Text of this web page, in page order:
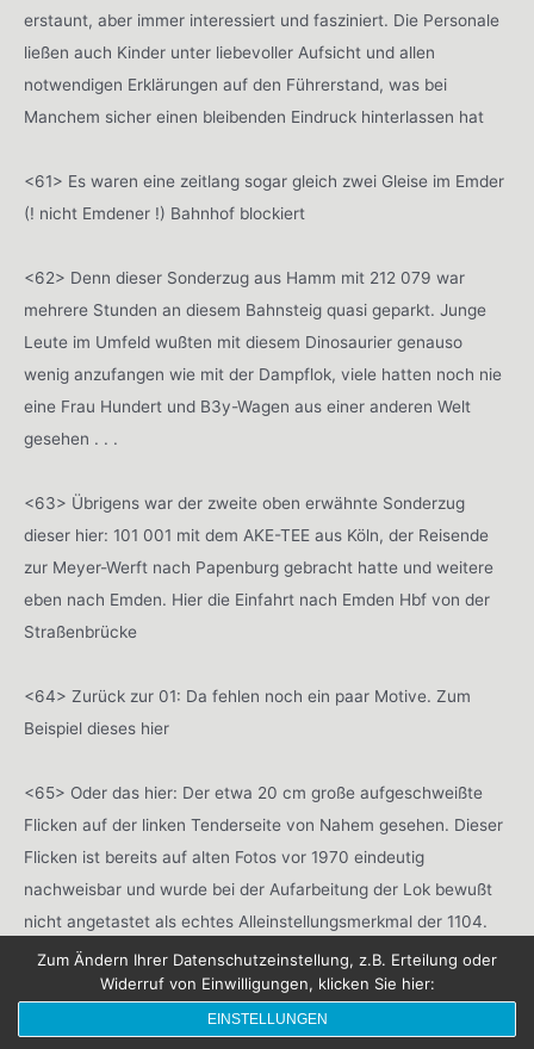
erstaunt, aber immer interessiert und fasziniert. Die Personale
ließen auch Kinder unter liebevoller Aufsicht und allen
notwendigen Erklärungen auf den Führerstand, was bei
Manchem sicher einen bleibenden Eindruck hinterlassen hat
<61> Es waren eine zeitlang sogar gleich zwei Gleise im Emder
(! nicht Emdener !) Bahnhof blockiert
<62> Denn dieser Sonderzug aus Hamm mit 212 079 war
mehrere Stunden an diesem Bahnsteig quasi geparkt. Junge
Leute im Umfeld wußten mit diesem Dinosaurier genauso
wenig anzufangen wie mit der Dampflok, viele hatten noch nie
eine Frau Hundert und B3y-Wagen aus einer anderen Welt
gesehen . . .
<63> Übrigens war der zweite oben erwähnte Sonderzug
dieser hier: 101 001 mit dem AKE-TEE aus Köln, der Reisende
zur Meyer-Werft nach Papenburg gebracht hatte und weitere
eben nach Emden. Hier die Einfahrt nach Emden Hbf von der
Straßenbrücke
<64> Zurück zur 01: Da fehlen noch ein paar Motive. Zum
Beispiel dieses hier
<65> Oder das hier: Der etwa 20 cm große aufgeschweißte
Flicken auf der linken Tenderseite von Nahem gesehen. Dieser
Flicken ist bereits auf alten Fotos vor 1970 eindeutig
nachweisbar und wurde bei der Aufarbeitung der Lok bewußt
nicht angetastet als echtes Alleinstellungsmerkmal der 1104.
Siehe dazu die Galerie zur Historie der 1104 , und darin
insbesondere das Bild 7 aus 1967!
Zum Ändern Ihrer Datenschutzeinstellung, z.B. Erteilung oder
Widerruf von Einwilligungen, klicken Sie hier:
EINSTELLUNGEN